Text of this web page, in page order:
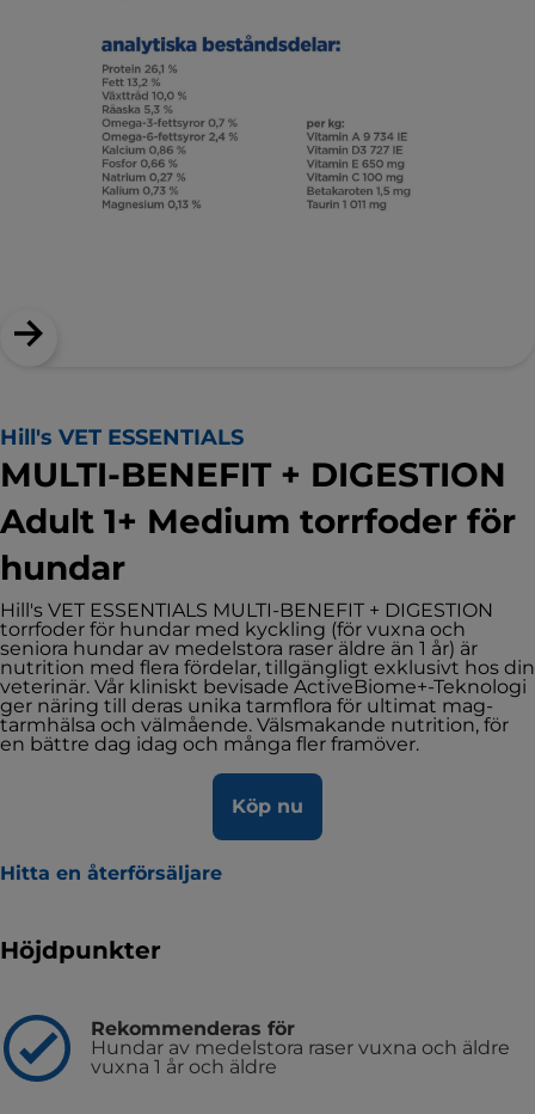
Hill's VET ESSENTIALS
MULTI-BENEFIT + DIGESTION
Adult 1+ Medium torrfoder för
hundar
Hill's VET ESSENTIALS MULTI-BENEFIT + DIGESTION
torrfoder för hundar med kyckling (för vuxna och
seniora hundar av medelstora raser äldre än 1 år) är
nutrition med flera fördelar, tillgängligt exklusivt hos din
veterinär. Vår kliniskt bevisade ActiveBiome+-Teknologi
ger näring till deras unika tarmflora för ultimat mag-
tarmhälsa och välmående. Välsmakande nutrition, för
en bättre dag idag och många fler framöver.
Köp nu
Hitta en återförsäljare
Höjdpunkter
Rekommenderas för
Hundar av medelstora raser vuxna och äldre
vuxna 1 år och äldre